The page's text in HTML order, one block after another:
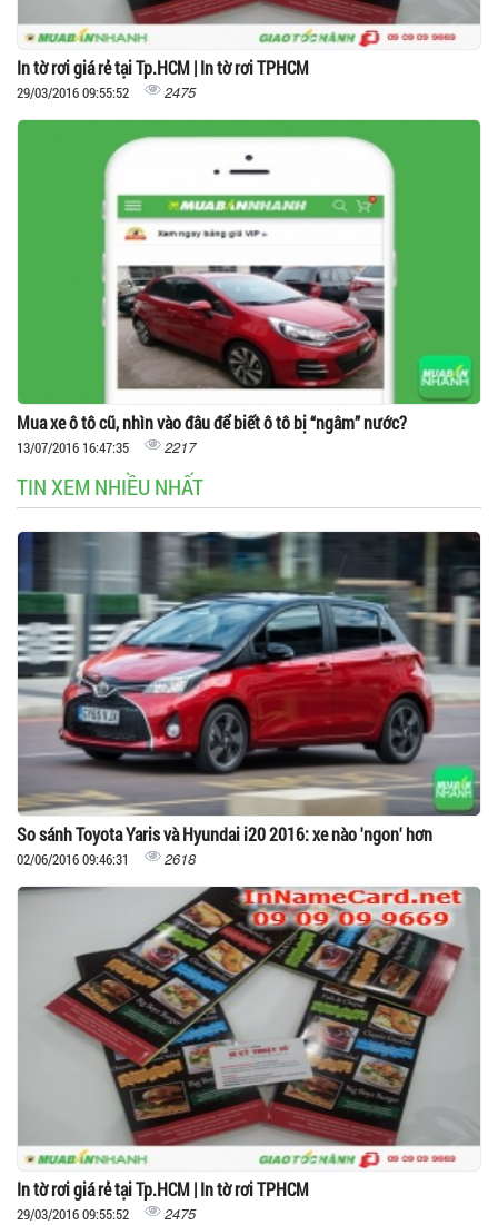
In tờ rơi giá rẻ tại Tp.HCM | In tờ rơi TPHCM
29/03/2016 09:55:52 2475
Mua xe ô tô cũ, nhìn vào đâu để biết ô tô bị “ngâm” nước?
13/07/2016 16:47:35 2217
TIN XEM NHIỀU NHẤT
So sánh Toyota Yaris và Hyundai i20 2016: xe nào 'ngon' hơn
02/06/2016 09:46:31 2618
In tờ rơi giá rẻ tại Tp.HCM | In tờ rơi TPHCM
29/03/2016 09:55:52 2475